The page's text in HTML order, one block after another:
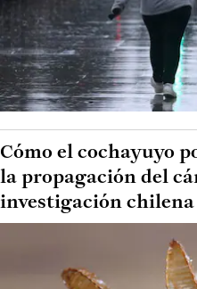
Cómo el cochayuyo
la propagación del
investigación chilena